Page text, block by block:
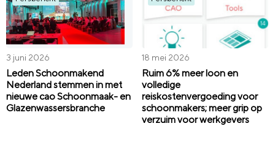
3 juni 2026
Leden Schoonmakend
Nederland stemmen in met
nieuwe cao Schoonmaak- en
Glazenwassersbranche
18 mei 2026
Ruim 6% meer loon en
volledige
reiskostenvergoeding voor
schoonmakers; meer grip op
verzuim voor werkgevers